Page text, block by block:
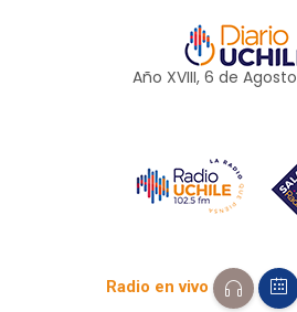
Año XVIII, 6 de Agosto
Radio en vivo